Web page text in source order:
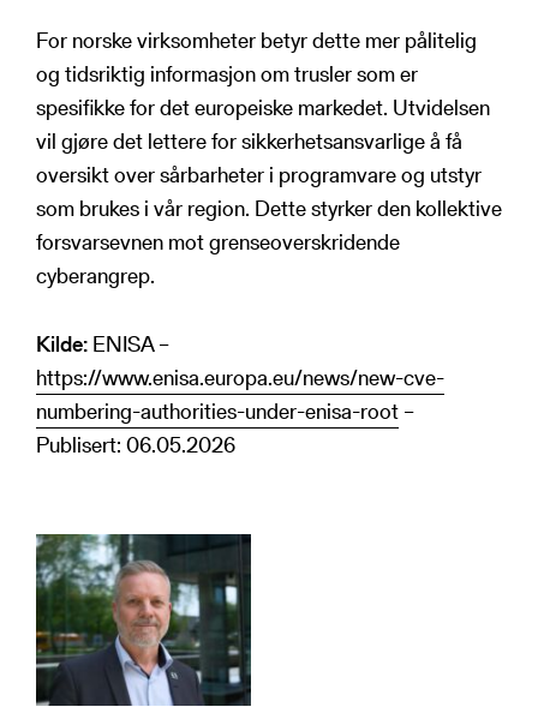
For norske virksomheter betyr dette mer pålitelig
og tidsriktig informasjon om trusler som er
spesifikke for det europeiske markedet. Utvidelsen
vil gjøre det lettere for sikkerhetsansvarlige å få
oversikt over sårbarheter i programvare og utstyr
som brukes i vår region. Dette styrker den kollektive
forsvarsevnen mot grenseoverskridende
cyberangrep.
Kilde: ENISA –
https://www.enisa.europa.eu/news/new-cve-
numbering-authorities-under-enisa-root –
Publisert: 06.05.2026